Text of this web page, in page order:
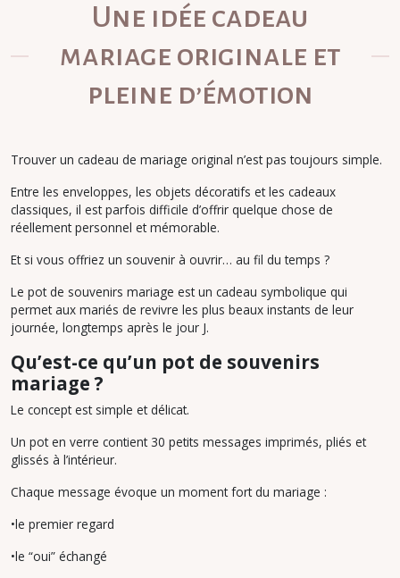
Une idée cadeau
mariage originale et
pleine d’émotion
Trouver un cadeau de mariage original n’est pas toujours simple.
Entre les enveloppes, les objets décoratifs et les cadeaux
classiques, il est parfois difficile d’offrir quelque chose de
réellement personnel et mémorable.
Et si vous offriez un souvenir à ouvrir… au fil du temps ?
Le pot de souvenirs mariage est un cadeau symbolique qui
permet aux mariés de revivre les plus beaux instants de leur
journée, longtemps après le jour J.
Qu’est-ce qu’un pot de souvenirs
mariage ?
Le concept est simple et délicat.
Un pot en verre contient 30 petits messages imprimés, pliés et
glissés à l’intérieur.
Chaque message évoque un moment fort du mariage :
•le premier regard
•le “oui” échangé